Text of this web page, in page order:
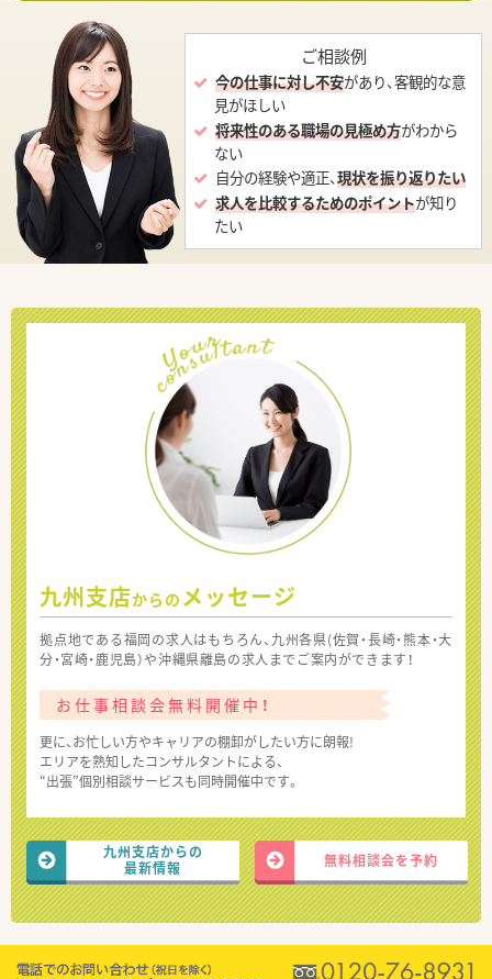
ご相談例
今の仕事に対し不安があり、客観的な意
見がほしい
将来性のある職場の見極め方がわから
ない
自分の経験や適正、現状を振り返りたい
求人を比較するためのポイントが知り
たい
九州支店からの メッセージ
拠点地である福岡の求人はもちろん、九州各県(佐賀・長崎・熊本・大
分・宮崎・鹿児島）や沖縄県離島の求人までご案内ができます！
お仕事相談会無料開催中！
更に、お忙しい方やキャリアの棚卸がしたい方に朗報!
エリアを熟知したコンサルタントによる、
“出張”個別相談サービスも同時開催中です。
九州支店からの
最新情報
無料相談会を予約